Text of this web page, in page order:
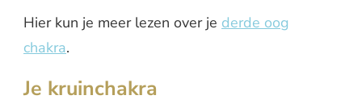
Hier kun je meer lezen over je derde oog
chakra.
Je kruinchakra